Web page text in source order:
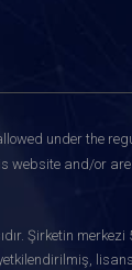
under the
website and/or
Şirketin